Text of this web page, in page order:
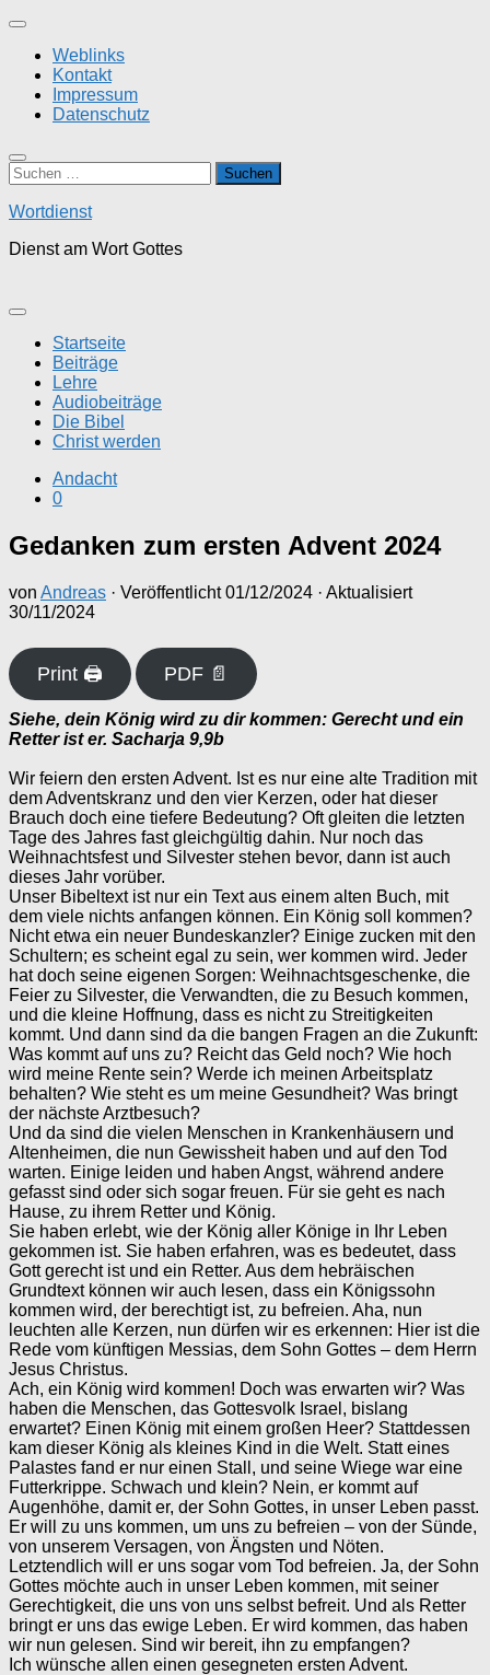
Zum
springenWeblinks
Kontakt
Impressum
Datenschutz
Suchen
nach:
Wortdienst
Dienst am Wort Gottes
Startseite
Beiträge
Lehre
Audiobeiträge
Die Bibel
Christ werden
Andacht
0
Gedanken zum ersten Advent 2024
von Andreas · Veröffentlicht01/12/2024 · Aktualisiert
30/11/2024
Print 🖨 PDF 📄
Siehe, dein König wird zu dir kommen: Gerecht und ein
Retter ist er. Sacharja 9,9b
Wir feiern den ersten Advent. Ist es nur eine alte Tradition mit
dem Adventskranz und den vier Kerzen, oder hat dieser
Brauch doch eine tiefere Bedeutung? Oft gleiten die letzten
Tage des Jahres fast gleichgültig dahin. Nur noch das
Weihnachtsfest und Silvester stehen bevor, dann ist auch
dieses Jahr vorüber.
Unser Bibeltext ist nur ein Text aus einem alten Buch, mit
dem viele nichts anfangen können. Ein König soll kommen?
Nicht etwa ein neuer Bundeskanzler? Einige zucken mit den
Schultern; es scheint egal zu sein, wer kommen wird. Jeder
hat doch seine eigenen Sorgen: Weihnachtsgeschenke, die
Feier zu Silvester, die Verwandten, die zu Besuch kommen,
und die kleine Hoffnung, dass es nicht zu Streitigkeiten
kommt. Und dann sind da die bangen Fragen an die Zukunft:
Was kommt auf uns zu? Reicht das Geld noch? Wie hoch
wird meine Rente sein? Werde ich meinen Arbeitsplatz
behalten? Wie steht es um meine Gesundheit? Was bringt
der nächste Arztbesuch?
Und da sind die vielen Menschen in Krankenhäusern und
Altenheimen, die nun Gewissheit haben und auf den Tod
warten. Einige leiden und haben Angst, während andere
gefasst sind oder sich sogar freuen. Für sie geht es nach
Hause, zu ihrem Retter und König.
Sie haben erlebt, wie der König aller Könige in Ihr Leben
gekommen ist. Sie haben erfahren, was es bedeutet, dass
Gott gerecht ist und ein Retter. Aus dem hebräischen
Grundtext können wir auch lesen, dass ein Königssohn
kommen wird, der berechtigt ist, zu befreien. Aha, nun
leuchten alle Kerzen, nun dürfen wir es erkennen: Hier ist die
Rede vom künftigen Messias, dem Sohn Gottes – dem Herrn
Jesus Christus.
Ach, ein König wird kommen! Doch was erwarten wir? Was
haben die Menschen, das Gottesvolk Israel, bislang
erwartet? Einen König mit einem großen Heer? Stattdessen
kam dieser König als kleines Kind in die Welt. Statt eines
Palastes fand er nur einen Stall, und seine Wiege war eine
Futterkrippe. Schwach und klein? Nein, er kommt auf
Augenhöhe, damit er, der Sohn Gottes, in unser Leben passt.
Er will zu uns kommen, um uns zu befreien – von der Sünde,
von unserem Versagen, von Ängsten und Nöten.
Letztendlich will er uns sogar vom Tod befreien. Ja, der Sohn
Gottes möchte auch in unser Leben kommen, mit seiner
Gerechtigkeit, die uns von uns selbst befreit. Und als Retter
bringt er uns das ewige Leben. Er wird kommen, das haben
wir nun gelesen. Sind wir bereit, ihn zu empfangen?
Ich wünsche allen einen gesegneten ersten Advent.